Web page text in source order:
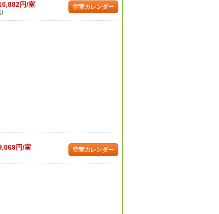
円/室
)
空室カレンダー
円/室 空室カレンダー